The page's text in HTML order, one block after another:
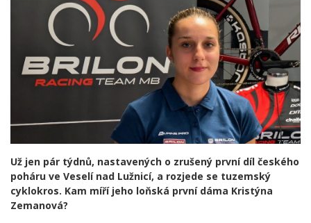
Už jen pár týdnů, nastavených o zrušený první díl českého
poháru ve Veselí nad Lužnicí, a rozjede se tuzemský
cyklokros. Kam míří jeho loňská první dáma Kristýna
Zemanová?